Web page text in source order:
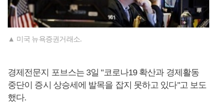
▲ 미국 뉴욕증권거래소.
경제전문지 포브스는 3일 "코로나19 확산과 경제활동
중단이 증시 상승세에 발목을 잡지 못하고 있다"고 보도
했다.